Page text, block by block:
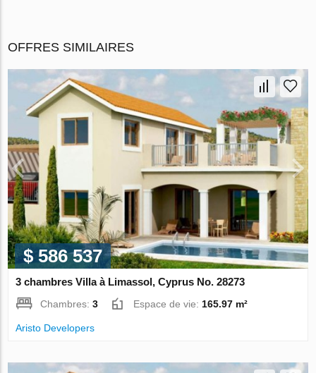
OFFRES SIMILAIRES
$ 586 537
3 chambres Villa à Limassol, Cyprus No. 28273
Chambres:3 Espace de vie:165.97 m²
Aristo Developers